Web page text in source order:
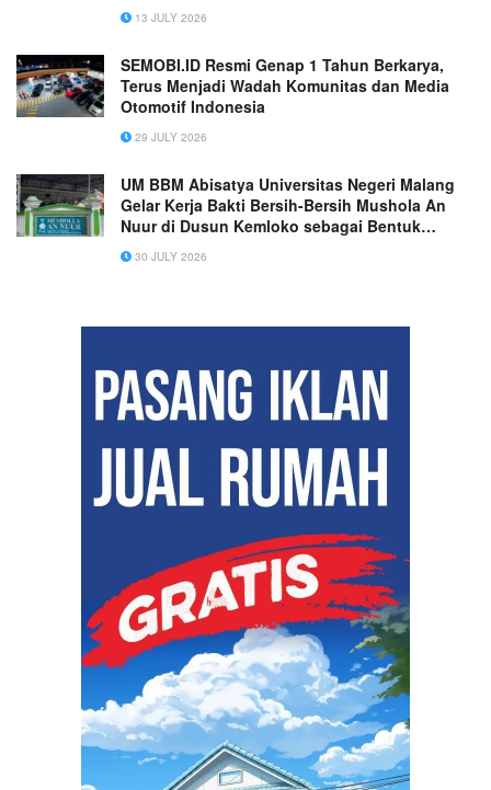
13 JULY 2026
SEMOBI.ID Resmi Genap 1 Tahun Berkarya,
Terus Menjadi Wadah Komunitas dan Media
Otomotif Indonesia
29 JULY 2026
UM BBM Abisatya Universitas Negeri Malang
Gelar Kerja Bakti Bersih-Bersih Mushola An
Nuur di Dusun Kemloko sebagai Bentuk
Pengabdian kepada Masyarakat
30 JULY 2026